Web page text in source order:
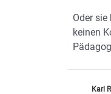
Oder
keinen
Karl